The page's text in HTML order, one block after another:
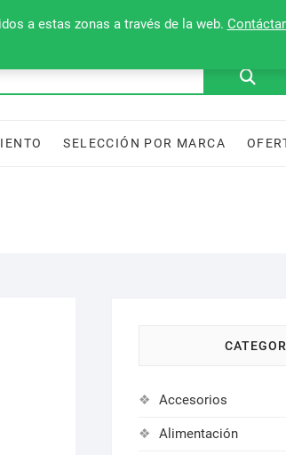
a estas zonas a través de la web.Mi cuenta
Buscar
SELECCIÓN POR MARCA
Accesorios
Alimentación